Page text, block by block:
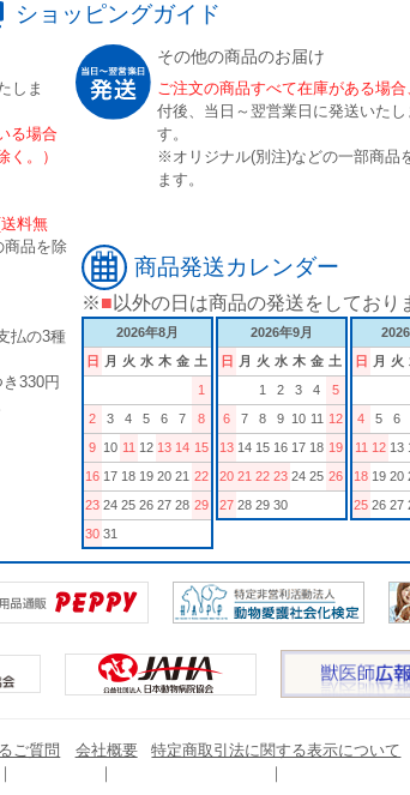
ショッピングガイド
しま
る場合
。）
料無
品を除
払の3種
330円
その他の商品のお届け
ご注文の商品すべて在庫がある場合
付後、当日～翌営業日に発送いたし
す。
※オリジナル(別注)などの一部商品
ます。
商品発送カレンダー
※■ 以外の日は商品の発送をしており
2026年8月
日
月 火 水 木 金 土
1
2
3 4 5 6 7
8
9 10 11 12 13 14 15
16 17 18 19 20 21 22
23 24 25 26 27 28 29
30 31
2026年9月
日
月 火 水 木 金 土
1
2 3 4
5
6
7 8 9 10 11 12
13 14 15 16 17 18 19
20 21 22 23 24 25 26
27 28 29 30
日
月 火
4
5 6
11 12 13
18 19 20
25 26 27
ご質問 会社概要 特定商取引法に関する表示について